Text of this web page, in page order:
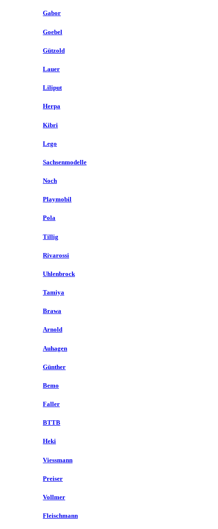
Gabor
Goebel
Gützold
Lauer
Liliput
Herpa
Kibri
Lego
Sachsenmodelle
Noch
Playmobil
Pola
Tillig
Rivarossi
Uhlenbrock
Tamiya
Brawa
Arnold
Auhagen
Günther
Bemo
Faller
BTTB
Heki
Viessmann
Preiser
Vollmer
Fleischmann